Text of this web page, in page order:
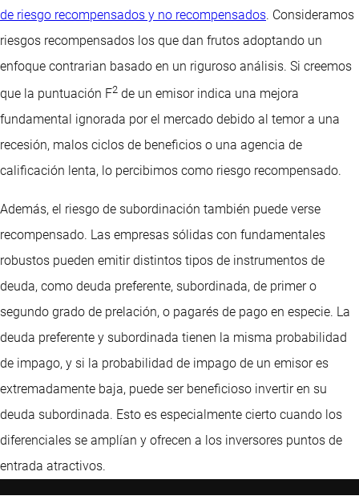
de riesgo recompensados y no recompensados. Consideramos
riesgos recompensados los que dan frutos adoptando un
enfoque contrarian basado en un riguroso análisis. Si creemos
que la puntuación F2 de un emisor indica una mejora
fundamental ignorada por el mercado debido al temor a una
recesión, malos ciclos de beneficios o una agencia de
calificación lenta, lo percibimos como riesgo recompensado.
Además, el riesgo de subordinación también puede verse
recompensado. Las empresas sólidas con fundamentales
robustos pueden emitir distintos tipos de instrumentos de
deuda, como deuda preferente, subordinada, de primer o
segundo grado de prelación, o pagarés de pago en especie. La
deuda preferente y subordinada tienen la misma probabilidad
de impago, y si la probabilidad de impago de un emisor es
extremadamente baja, puede ser beneficioso invertir en su
deuda subordinada. Esto es especialmente cierto cuando los
diferenciales se amplían y ofrecen a los inversores puntos de
entrada atractivos.